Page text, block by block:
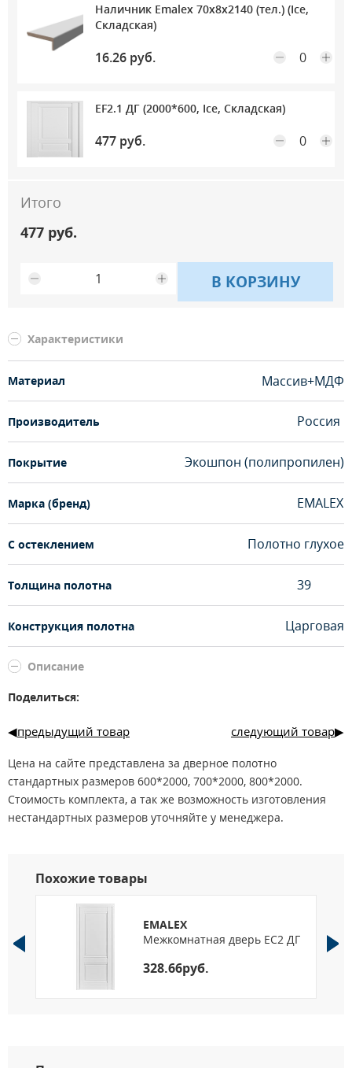
Наличник Emalex 70х8х2140 (тел.) (Ice,
Складская)
16.26 руб.
EF2.1 ДГ (2000*600, Ice, Складская)
477 руб.
Итого
477 руб.
В КОРЗИНУ
Характеристики
Материал Массив+МДФ
Производитель Россия
Покрытие Экошпон (полипропилен)
Марка (бренд) EMALEX
С остеклением Полотно глухое
Толщина полотна 39
Конструкция полотна Царговая
Описание
Поделиться:
предыдущий товар следующий товар
Цена на сайте представлена за дверное полотно
стандартных размеров 600*2000, 700*2000, 800*2000.
Стоимость комплекта, а так же возможность изготовления
нестандартных размеров уточняйте у менеджера.
Похожие товары
EMALEX
Межкомнатная дверь EC2 ДГ
328.66руб.